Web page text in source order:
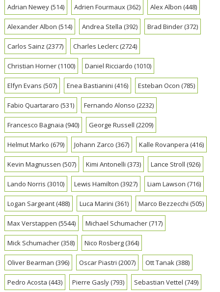
Adrian Newey(514) Adrien Fourmaux(362) Alex Albon (448)
Alexander Albon (514) Andrea Stella (392) Brad Binder(372)
Carlos Sainz (2377) Charles Leclerc(2724)
Christian Horner(1100) Daniel Ricciardo (1010)
Elfyn Evans (507) Enea Bastianini (416) Esteban Ocon (785)
Fabio Quartararo (531) Fernando Alonso (2232)
Francesco Bagnaia (940) George Russell (2209)
Helmut Marko (679) Johann Zarco (367) Kalle Rovanpera (416)
Kevin Magnussen (507) Kimi Antonelli (373) Lance Stroll (926)
Lando Norris (3010) Lewis Hamilton (3927) Liam Lawson (716)
Logan Sargeant(488) Luca Marini (361) Marco Bezzecchi (505)
Max Verstappen (5544) Michael Schumacher(717)
Mick Schumacher(358) Nico Rosberg(364)
Oliver Bearman (396) Oscar Piastri (2007) Ott Tanak(388)
Pedro Acosta (443) Pierre Gasly(793) Sebastian Vettel (749)